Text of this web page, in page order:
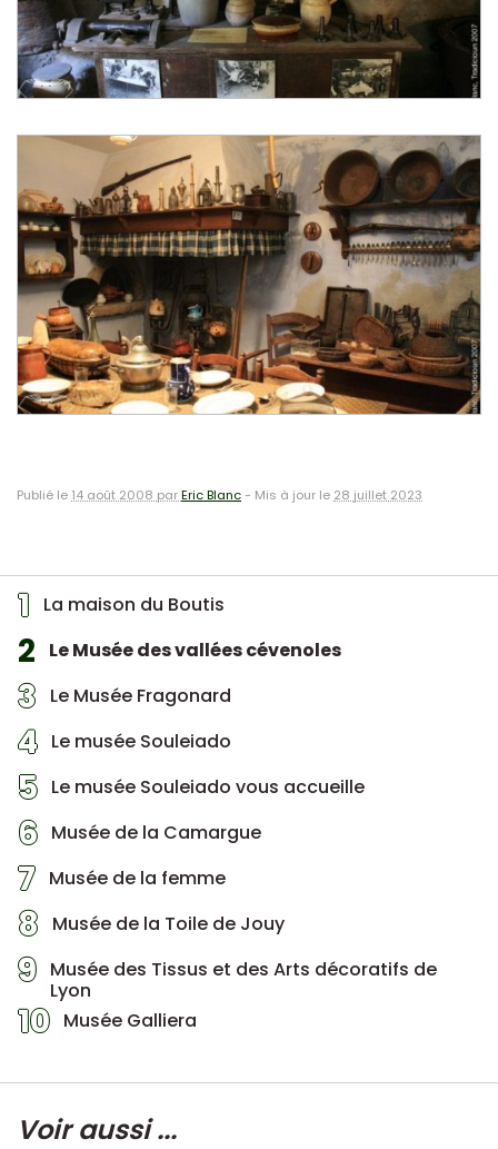
1 La maison du Boutis
2 Le Musée des vallées cévenoles
3 Le Musée Fragonard
4 Le musée Souleiado
5 Le musée Souleiado vous accueille
6 Musée de la Camargue
7 Musée de la femme
8 Musée de la Toile de Jouy
9 Musée des Tissus et des Arts décoratifs de
Lyon
10 Musée Galliera
Publié le 14 août 2008 parEric Blanc- Mis à jour le 28 juillet 2023
Voir aussi ...